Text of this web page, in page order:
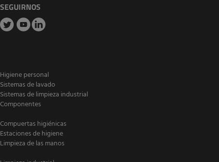
SEGUIRNOS
Higiene personal
Sistemas de lavado
Sistemas de limpieza industrial
Componentes
Compuertas higiénicas
Estaciones de higiene
Limpieza de las manos